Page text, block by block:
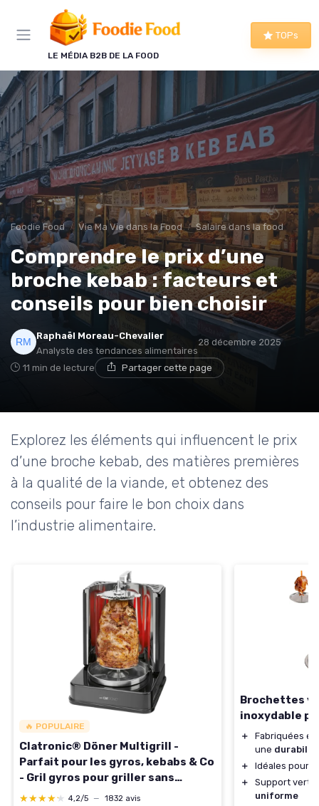
LE MÉDIA B2B DE LA FOOD
TOPs
Foodie Food Vie Ma Vie dans la Food Salaire dans la food
Comprendre le prix d’une
broche kebab : facteurs et
conseils pour bien choisir
Raphaël Moreau-Chevalier
Analyste des tendances alimentaires
28 décembre 2025
11 min de lecture Partager cette page
Explorez les éléments qui influencent le prix
d’une broche kebab, des matières premières
à la qualité de la viande, et obtenez des
conseils pour faire le bon choix dans
l’industrie alimentaire.
🔥 POPULAIRE
Clatronic® Döner Multigrill -
Parfait pour les gyros, kebabs & Co
- Gril gyros pour griller sans
graisse à la maison - Gril à kebab
★★★★★
★★★★★ 4,2/5 — 1832 avis
Brochettes
inoxydable
＋
Fabriquées en
une
＋
Idéales pour
＋
Support
uniforme
Panneau de gestion des cookies